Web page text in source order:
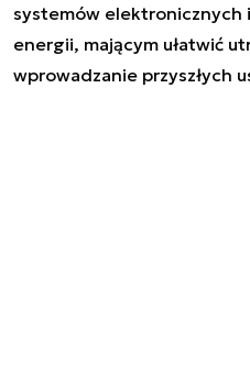
systemów elektronicznych
energii, mającym ułatwić
wprowadzanie przyszłych